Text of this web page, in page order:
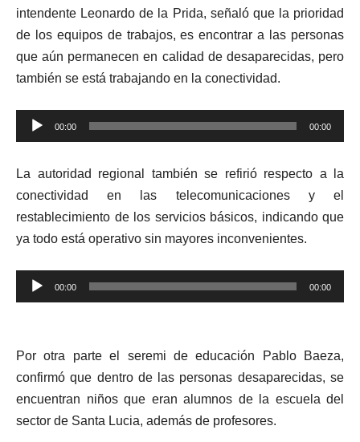
intendente Leonardo de la Prida, señaló que la prioridad
de los equipos de trabajos, es encontrar a las personas
que aún permanecen en calidad de desaparecidas, pero
también se está trabajando en la conectividad.
Reproductor
de
00:00 00:00
La autoridad regional también se refirió respecto a la
conectividad en las telecomunicaciones y el
restablecimiento de los servicios básicos, indicando que
ya todo está operativo sin mayores inconvenientes.
Reproductor
de
00:00 00:00
Por otra parte el seremi de educación Pablo Baeza,
confirmó que dentro de las personas desaparecidas, se
encuentran niños que eran alumnos de la escuela del
sector de Santa Lucia, además de profesores.